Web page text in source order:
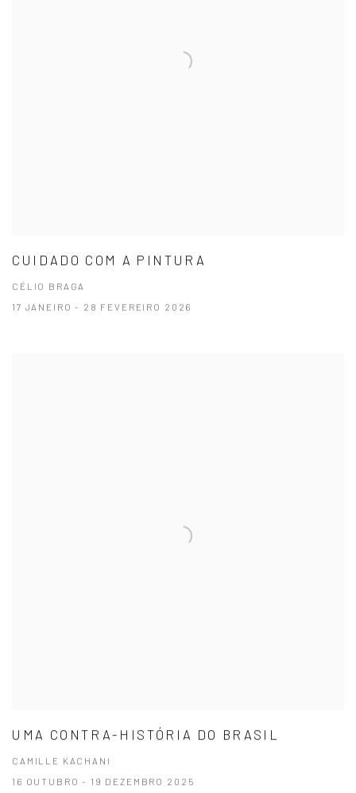
CUIDADO COM A PINTURA
CÉLIO BRAGA
17 JANEIRO - 28 FEVEREIRO 2026
UMA CONTRA-HISTÓRIA DO BRASIL
CAMILLE KACHANI
16 OUTUBRO - 19 DEZEMBRO 2025